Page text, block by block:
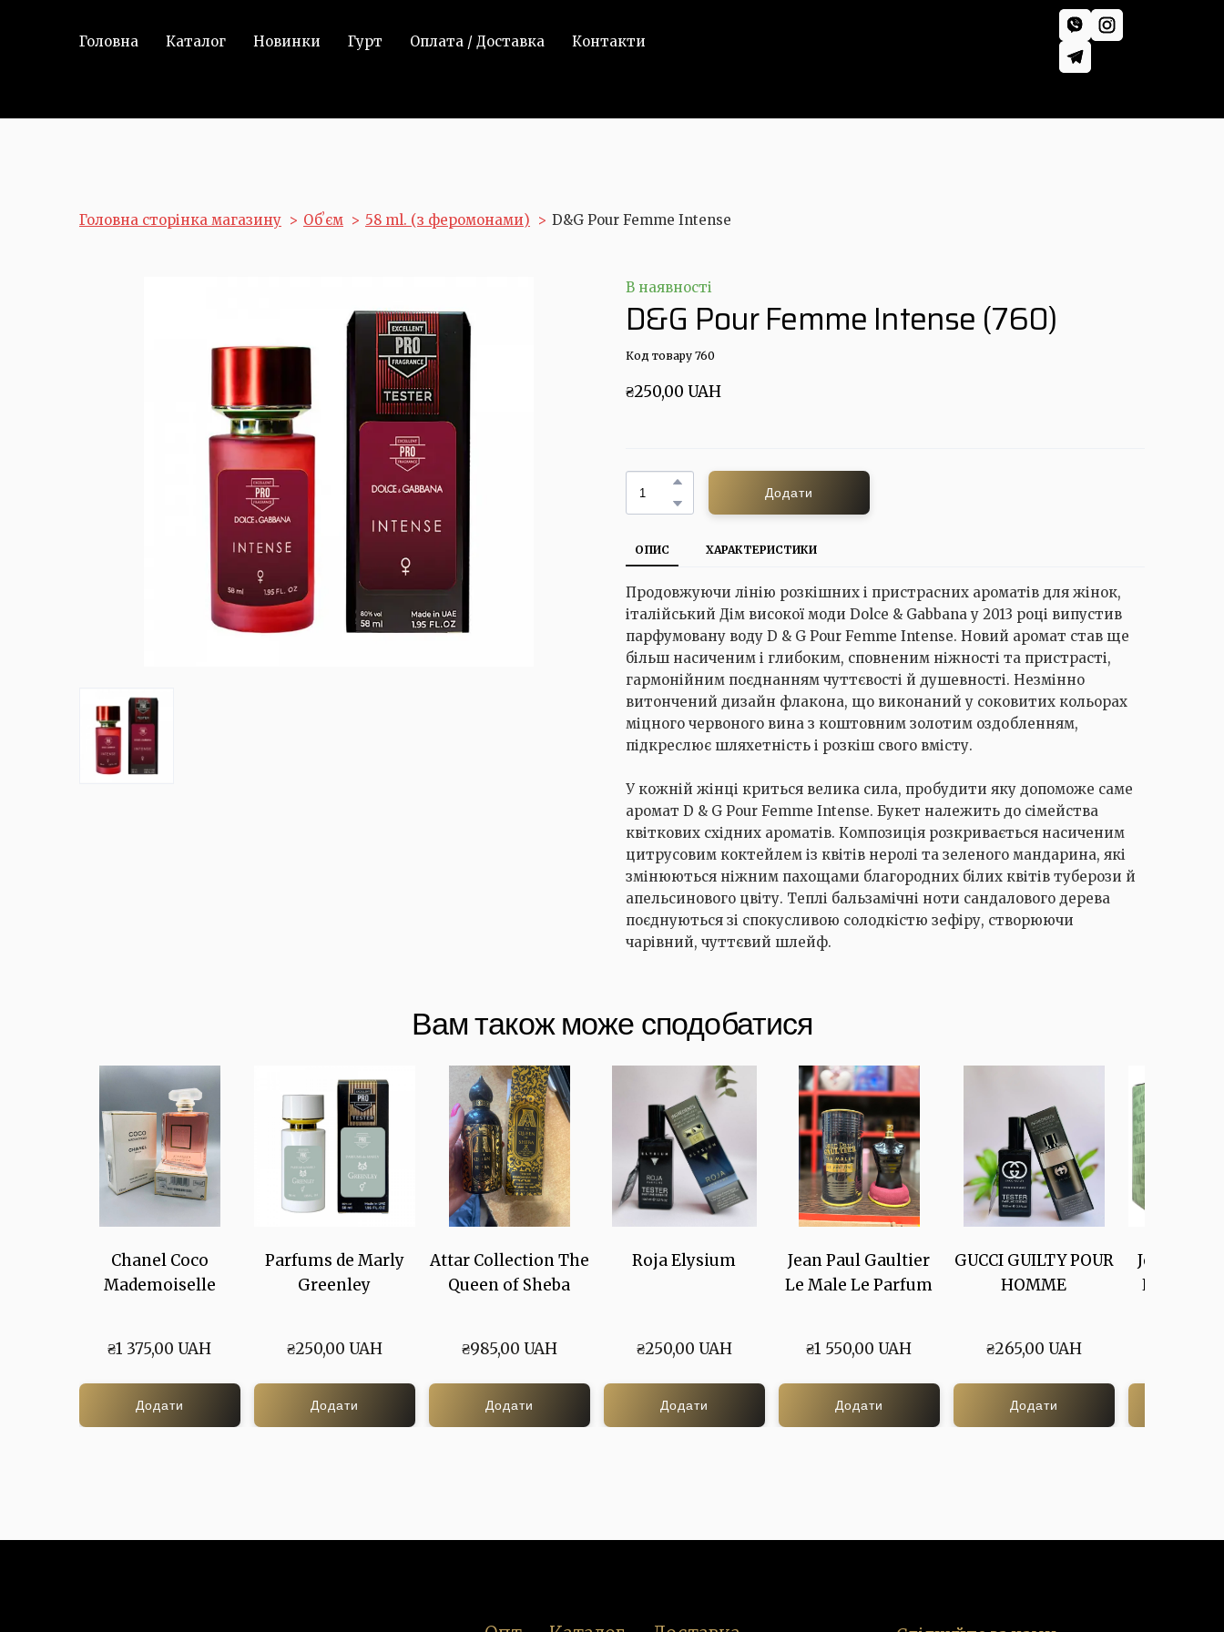
Головна Каталог Новинки Гурт Оплата / Доставка Контакти
Головна сторінка магазину Обʼєм 58 ml. (з феромонами) D&G Pour Femme Intense
В наявності
D&G Pour Femme Intense (760)
Код товару 760
₴250,00 UAH
Додати
ОПИС ХАРАКТЕРИСТИКИ
Продовжуючи лінію розкішних і пристрасних ароматів для жінок,
італійський Дім високої моди Dolce & Gabbana у 2013 році випустив
парфумовану воду D & G Pour Femme Intense. Новий аромат став ще
більш насиченим і глибоким, сповненим ніжності та пристрасті,
гармонійним поєднанням чуттєвості й душевності. Незмінно
витончений дизайн флакона, що виконаний у соковитих кольорах
міцного червоного вина з коштовним золотим оздобленням,
підкреслює шляхетність і розкіш свого вмісту.
У кожній жінці криться велика сила, пробудити яку допоможе саме
аромат D & G Pour Femme Intense. Букет належить до сімейства
квіткових східних ароматів. Композиція розкривається насиченим
цитрусовим коктейлем із квітів неролі та зеленого мандарина, які
змінюються ніжним пахощами благородних білих квітів туберози й
апельсинового цвіту. Теплі бальзамічні ноти сандалового дерева
поєднуються зі спокусливою солодкістю зефіру, створюючи
чарівний, чуттєвий шлейф.
Вам також може сподобатися
Chanel Coco
Mademoiselle
₴1 375,00 UAH
Додати
Parfums de Marly
Greenley
₴250,00 UAH
Додати
Attar Collection The
Queen of Sheba
₴985,00 UAH
Додати
Roja Elysium
₴250,00 UAH
Додати
Jean Paul Gaultier
Le Male Le Parfum
₴1 550,00 UAH
Додати
GUCCI GUILTY POUR
HOMME
₴265,00 UAH
Додати
Jean Paul
La Belle